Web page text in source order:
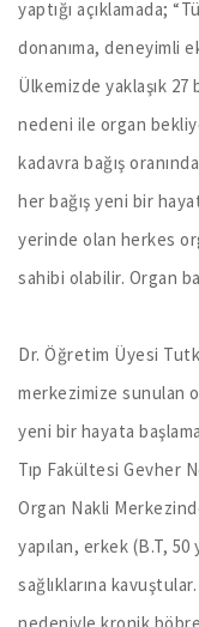
yaptığı açıklamada;
donanıma, deneyimli
Ülkemizde yaklaşık
nedeni ile organ
kadavra bağış
her bağış yeni bir
yerinde olan herkes
sahibi olabilir. Organ
Dr. Öğretim Üyesi
merkezimize sunulan
yeni bir hayata
Tıp Fakültesi Gevher
Organ Nakli
yapılan, erkek (B.T, 50
sağlıklarına